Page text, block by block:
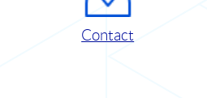
Contact